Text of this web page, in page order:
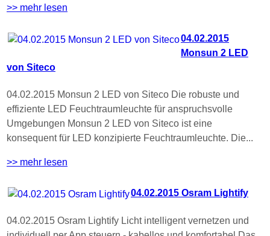
>> mehr lesen
04.02.2015
Monsun 2 LED
von Siteco
04.02.2015 Monsun 2 LED von Siteco Die robuste und
effiziente LED Feuchtraumleuchte für anspruchsvolle
Umgebungen Monsun 2 LED von Siteco ist eine
konsequent für LED konzipierte Feuchtraumleuchte. Die...
>> mehr lesen
04.02.2015 Osram Lightify
04.02.2015 Osram Lightify Licht intelligent vernetzen und